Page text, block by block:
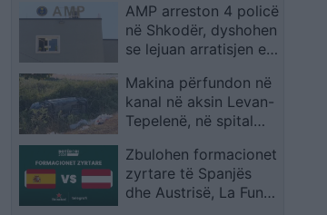
municion, ndalohen
katër persona
AMP arreston 4 policë
në Shkodër, dyshohen
se lejuan arratisjen e
arresti shtëpiak
Makina përfundon në
kanal në aksin Levan-
Tepelenë, në spital
fëmija i mitur
Zbulohen formacionet
zyrtare të Spanjës
dhe Austrisë, La Funte